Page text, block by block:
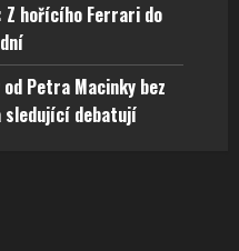
Z hořícího Ferrari do
Petra Macinky bez
sledující debatují